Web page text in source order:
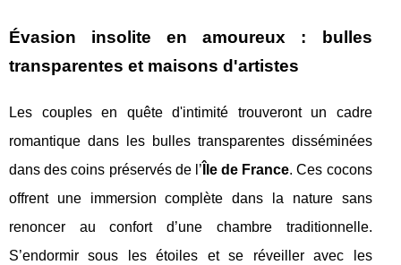
Évasion insolite en amoureux : bulles
transparentes et maisons d'artistes
Les couples en quête d'intimité trouveront un cadre
romantique dans les bulles transparentes disséminées
dans des coins préservés de l’ Île de France. Ces cocons
offrent une immersion complète dans la nature sans
renoncer au confort d’une chambre traditionnelle.
S’endormir sous les étoiles et se réveiller avec les